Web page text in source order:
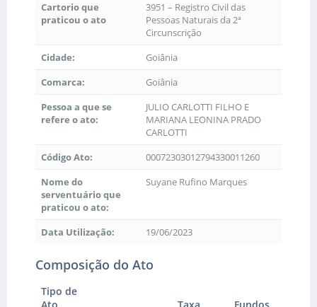
Cartorio que
praticou o ato
3951 – Registro Civil das
Pessoas Naturais da 2ª
Circunscrição
Cidade:
Goiânia
Comarca:
Goiânia
Pessoa a que se
refere o ato:
JULIO CARLOTTI FILHO E
MARIANA LEONINA PRADO
CARLOTTI
Código Ato:
00072303012794330011260
Nome do
serventuário que
praticou o ato:
Suyane Rufino Marques
Data Utilização: 19/06/2023
Composição do Ato
Tipo de